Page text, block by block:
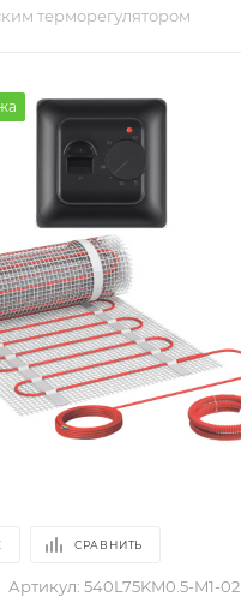
терморегулятором
СРАВНИТЬ
Артикул: 540L75KM0.5-M1-02